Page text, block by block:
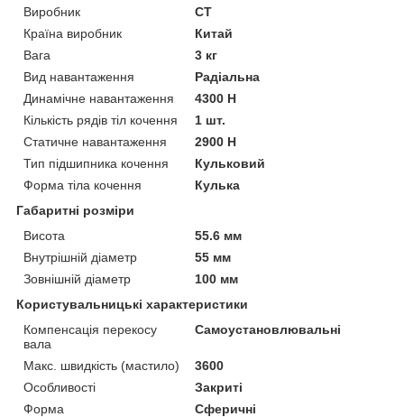
Виробник
CT
Країна виробник
Китай
Вага
3 кг
Вид навантаження
Радіальна
Динамічне навантаження
4300 Н
Кількість рядів тіл кочення
1 шт.
Статичне навантаження
2900 Н
Тип підшипника кочення
Кульковий
Форма тіла кочення
Кулька
Габаритні розміри
Висота
55.6 мм
Внутрішній діаметр
55 мм
Зовнішній діаметр
100 мм
Користувальницькі характеристики
Компенсація перекосу
вала
Самоустановлювальні
Макс. швидкість (мастило)
3600
Особливості
Закриті
Форма
Сферичні